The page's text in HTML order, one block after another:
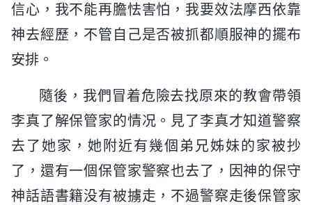
信心，我不能再膽怯害怕，我要效法摩西依靠
神去經歷，不管自己是否被抓都順服神的擺布
安排。
隨後，我們冒着危險去找原來的教會帶領
李真了解保管家的情况。見了李真才知道警察
去了她家，她附近有幾個弟兄姊妹的家被抄
了，還有一個保管家警察也去了，因神的保守
神話語書籍没有被擄走，不過警察走後保管家